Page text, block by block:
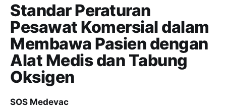
Standar Peraturan
Pesawat Komersial dalam
Membawa Pasien dengan
Alat Medis dan Tabung
Oksigen
SOS Medevac